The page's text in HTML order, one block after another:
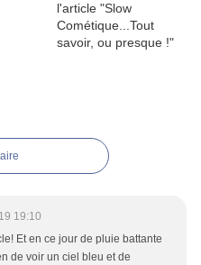
19:10
Et en ce jour de pluie battante
de voir un ciel bleu et de